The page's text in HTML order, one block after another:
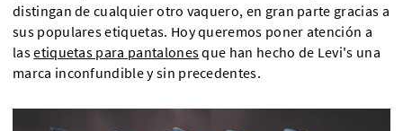
distingan de cualquier otro vaquero, en gran parte gracias a
sus populares etiquetas. Hoy queremos poner atención a
lasetiquetas para pantalonesque han hecho de Levi's una
marca inconfundible y sin precedentes.